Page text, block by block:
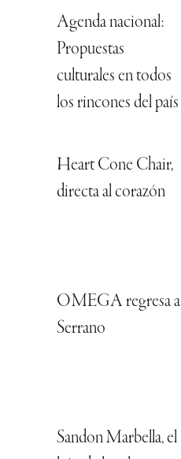
Agenda nacional:
Propuestas
culturales en todos
los rincones del país
Heart Cone Chair,
directa al corazón
OMEGA regresa a
Serrano
Sandon Marbella, el